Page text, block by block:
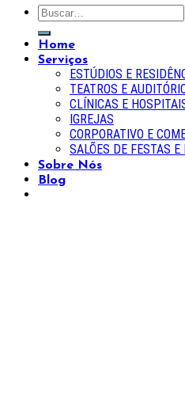
Home
Serviços
ESTÚDIOS E
TEATROS E
CLÍNICAS E
IGREJAS
CORPORATIVO E
SALÕES DE FESTAS E
Sobre Nós
Blog